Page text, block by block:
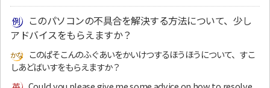
このパソコンの不具合を解決する方法について、少し
アドバイスをもらえますか？
このぱそこんのふぐあいをかいけつするほうほうについて、すこ
しあどばいすをもらえますか？